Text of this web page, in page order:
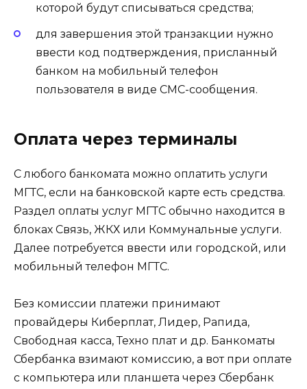
которой будут списываться средства;
для завершения этой транзакции нужно
ввести код подтверждения, присланный
банком на мобильный телефон
пользователя в виде СМС-сообщения.
Оплата через терминалы
С любого банкомата можно оплатить услуги
МГТС, если на банковской карте есть средства.
Раздел оплаты услуг МГТС обычно находится в
блоках Связь, ЖКХ или Коммунальные услуги.
Далее потребуется ввести или городской, или
мобильный телефон МГТС.
Без комиссии платежи принимают
провайдеры Киберплат, Лидер, Рапида,
Свободная касса, Техно плат и др. Банкоматы
Сбербанка взимают комиссию, а вот при оплате
с компьютера или планшета через Сбербанк